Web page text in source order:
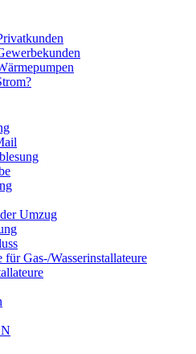
Umzug
Gas-/Wasserinstallateure